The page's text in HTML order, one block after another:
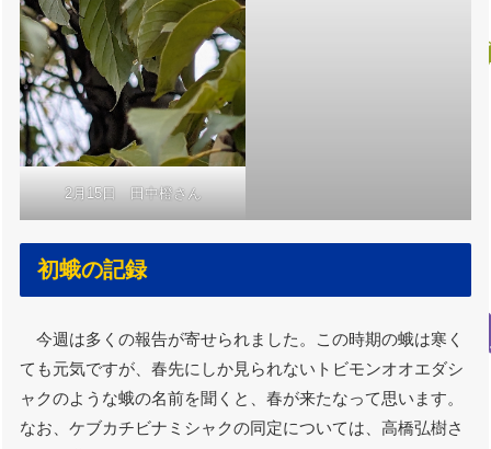
2月15日 田中橙さん
初蛾の記録
今週は多くの報告が寄せられました。この時期の蛾は寒く
ても元気ですが、春先にしか見られないトビモンオオエダシ
ャクのような蛾の名前を聞くと、春が来たなって思います。
なお、ケブカチビナミシャクの同定については、高橋弘樹さ